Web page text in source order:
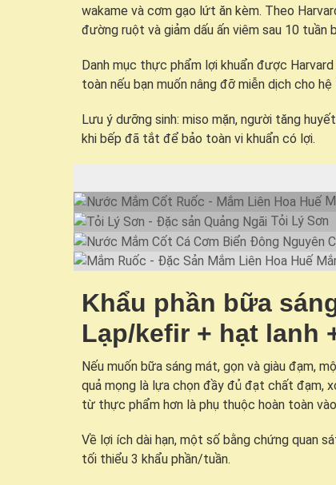
wakame và cơm gạo lứt ăn kèm. Theo
đường ruột và giảm dấu ấn viêm sau 10 tuần
Danh mục thực phẩm lợi khuẩn được
toàn nếu bạn muốn nâng đỡ miễn dịch cho hệ
Lưu ý dưỡng sinh: miso mặn, người tăng
khi bếp đã tắt để bảo toàn vi khuẩn có lợi.
Tỏi Lý Sơn
Khẩu phần bữa
Lạp/kefir + hạt lanh
Nếu muốn bữa sáng mát, gọn và giàu đạm,
quả mọng là lựa chọn đầy đủ đạt chất đạm,
từ thực phẩm hơn là phụ thuộc hoàn toàn
Về lợi ích dài hạn, một số bằng chứng quan
tối thiểu 3 khẩu phần/tuần.